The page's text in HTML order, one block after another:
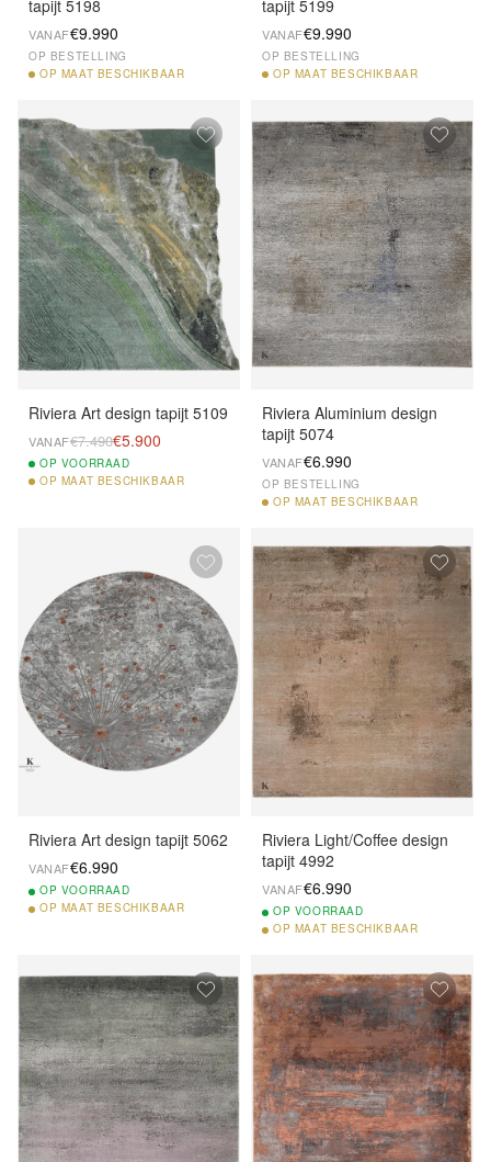
tapijt 5198
VANAF€9.990
OP BESTELLING
OP MAAT BESCHIKBAAR
tapijt 5199
VANAF€9.990
OP BESTELLING
OP MAAT BESCHIKBAAR
Riviera Art design tapijt 5109
VANAF€7.490€5.900
OP VOORRAAD
OP MAAT BESCHIKBAAR
Riviera Aluminium design
tapijt 5074
VANAF€6.990
OP BESTELLING
OP MAAT BESCHIKBAAR
Riviera Art design tapijt 5062
VANAF€6.990
OP VOORRAAD
OP MAAT BESCHIKBAAR
Riviera Light/Coffee design
tapijt 4992
VANAF€6.990
OP VOORRAAD
OP MAAT BESCHIKBAAR